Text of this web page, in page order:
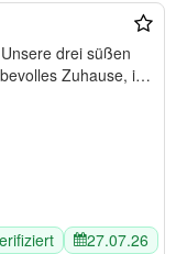
27.07.26